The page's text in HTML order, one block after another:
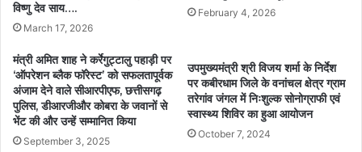
विष्णु देव साय….
March 17, 2026
February 4, 2026
मंत्री अमित शाह ने कर्रेगुट्टालु पहाड़ी पर
‘ऑपरेशन ब्लैक फॉरेस्ट’ को सफलतापूर्वक
अंजाम देने वाले सीआरपीएफ, छत्तीसगढ़
पुलिस, डीआरजीऔर कोबरा के जवानों से
भेंट की और उन्हें सम्मानित किया
September 3, 2025
उपमुख्यमंत्री श्री विजय शर्मा के निर्देश
पर कबीरधाम जिले के वनांचल क्षेत्र ग्राम
तरेगांव जंगल में निःशुल्क सोनोग्राफी एवं
स्वास्थ्य शिविर का हुआ आयोजन
October 7, 2024